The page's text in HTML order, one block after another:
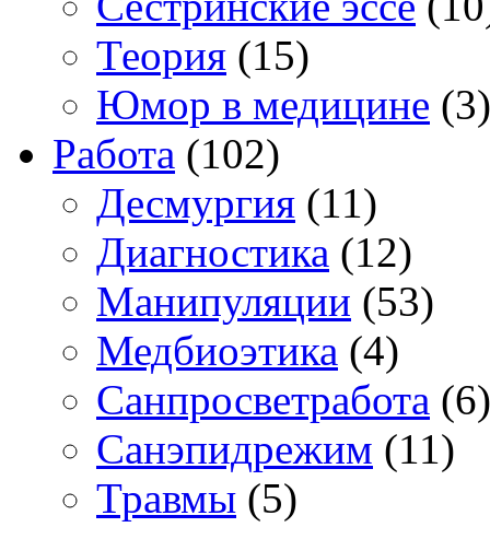
Теория (15)
Юмор в медицине (3)
Работа (102)
Десмургия (11)
Диагностика (12)
Манипуляции (53)
Медбиоэтика (4)
Санпросветработа (6)
Санэпидрежим (11)
Травмы (5)